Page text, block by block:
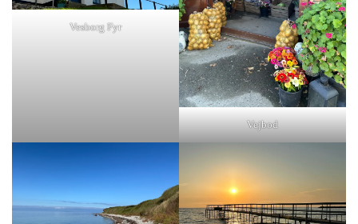
Vesborg Fyr
Vejbod